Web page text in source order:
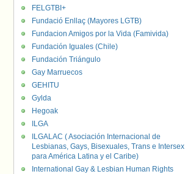
FELGTBI+
Fundació Enllaç (Mayores LGTB)
Fundacion Amigos por la Vida (Famivida)
Fundación Iguales (Chile)
Fundación Triángulo
Gay Marruecos
GEHITU
Gylda
Hegoak
ILGA
ILGALAC ( Asociación Internacional de
Lesbianas, Gays, Bisexuales, Trans e Intersex
para América Latina y el Caribe)
International Gay & Lesbian Human Rights